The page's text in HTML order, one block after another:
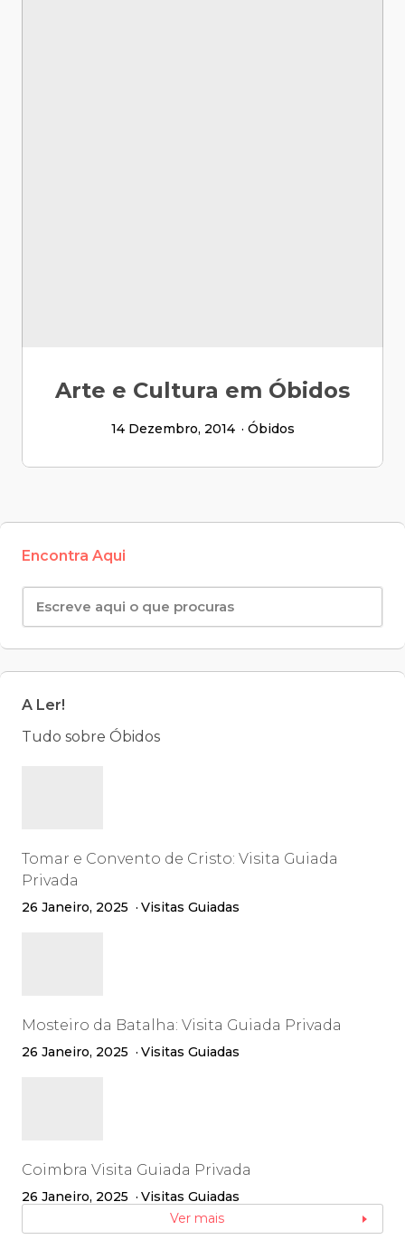
Arte e Cultura em Óbidos
14 Dezembro, 2014 Óbidos
Encontra Aqui
A Ler!
Tudo sobre Óbidos
Tomar e Convento de Cristo: Visita Guiada
Privada
26 Janeiro, 2025 Visitas Guiadas
Mosteiro da Batalha: Visita Guiada Privada
26 Janeiro, 2025 Visitas Guiadas
Coimbra Visita Guiada Privada
26 Janeiro, 2025
Visitas Guiadas
Ver mais